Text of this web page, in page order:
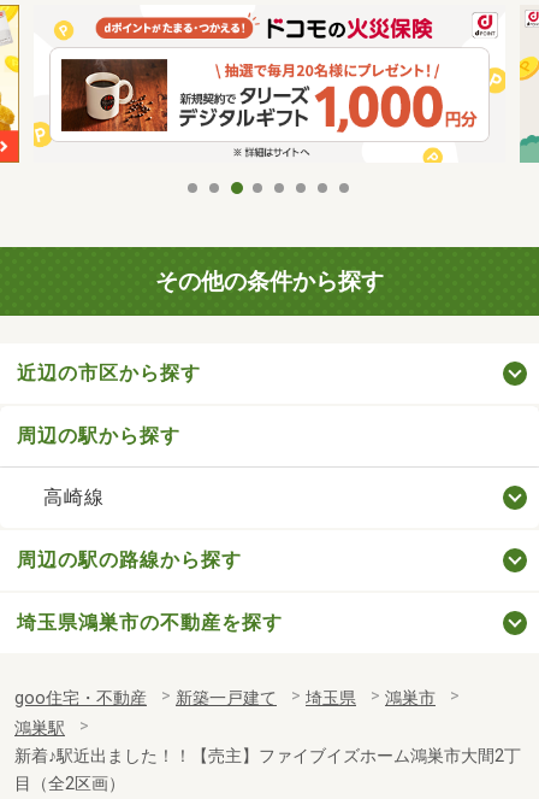
その他の条件から探す
近辺の市区から探す
周辺の駅から探す
高崎線
周辺の駅の路線から探す
埼玉県鴻巣市の不動産を探す
goo住宅・不動産 新築一戸建て 埼玉県
鴻巣市
鴻巣駅
新着♪駅近出ました！！【売主】ファイブイズホーム鴻巣市大間2丁
目（全2区画）